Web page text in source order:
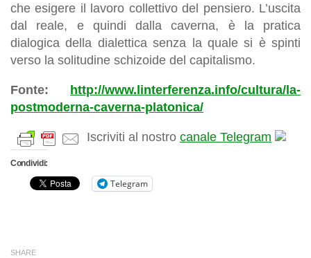
che esigere il lavoro collettivo del pensiero. L’uscita
dal reale, e quindi dalla caverna, è la pratica
dialogica della dialettica senza la quale si è spinti
verso la solitudine schizoide del capitalismo.
Fonte: http://www.linterferenza.info/cultura/la-
postmoderna-caverna-platonica/
Iscriviti al nostro canale Telegram
Condividi:
Telegram
SHARE